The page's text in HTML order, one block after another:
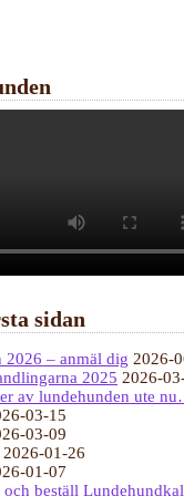
sidan
– anmäl dig 2026-
2025 2026-
av lundehunden ute
03-15
03-09
2026-01-26
01-07
och beställ